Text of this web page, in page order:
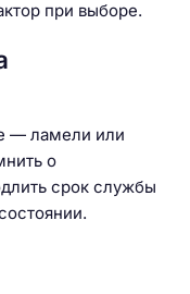
при выборе.
— ламели или
о
срок службы